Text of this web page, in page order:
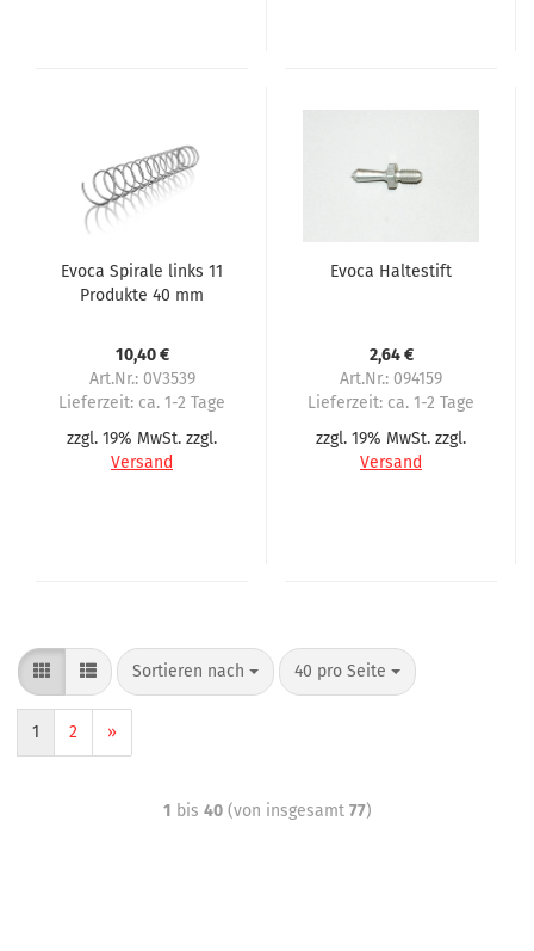
Evoca Spirale links 11
Produkte 40 mm
10,40 €
Art.Nr.: 0V3539
Lieferzeit: ca. 1-2 Tage
zzgl. 19% MwSt. zzgl.
Versand
Evoca Haltestift
2,64 €
Art.Nr.: 094159
Lieferzeit: ca. 1-2 Tage
zzgl. 19% MwSt. zzgl.
Versand
Sortieren nach 40 pro Seite
1 2 »
1 bis 40(von insgesamt 77)